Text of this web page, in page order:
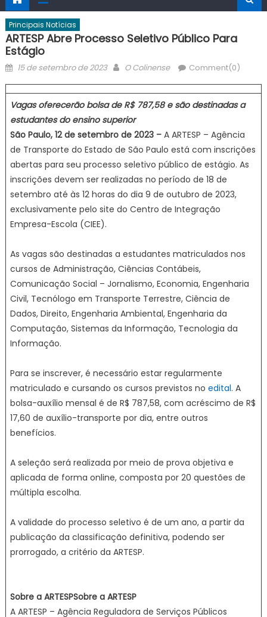
Principais Notícias
ARTESP Abre Processo Seletivo Público Para
Estágio
Posted
15 de setembro de 2023 Author
O Colinense Comment(0)
Vagas oferecerão bolsa de R$ 787,58 e são destinadas a
estudantes do ensino superior
São Paulo, 12 de setembro de 2023 – A ARTESP – Agência
de Transporte do Estado de São Paulo está com inscrições
abertas para seu processo seletivo público de estágio. As
inscrições devem ser realizadas no período de 18 de
setembro até às 12 horas do dia 9 de outubro de 2023,
exclusivamente pelo site do Centro de Integração
Empresa-Escola (CIEE).
As vagas são destinadas a estudantes matriculados nos
cursos de Administração, Ciências Contábeis,
Comunicação Social – Jornalismo, Economia, Engenharia
Civil, Tecnólogo em Transporte Terrestre, Ciência de
Dados, Direito, Engenharia Ambiental, Engenharia da
Computação, Sistemas da Informação, Tecnologia da
Informação.
Para se inscrever, é necessário estar regularmente
matriculado e cursando os cursos previstos no edital. A
bolsa-auxílio mensal é de R$ 787,58, com acréscimo de R$
17,60 de auxílio-transporte por dia, entre outros
benefícios.
A seleção será realizada por meio de prova objetiva e
aplicada de forma online, composta por 20 questões de
múltipla escolha.
A validade do processo seletivo é de um ano, a partir da
publicação da classificação definitiva, podendo ser
prorrogado, a critério da ARTESP.
Sobre a ARTESPSobre a ARTESP
A ARTESP – Agência Reguladora de Serviços Públicos